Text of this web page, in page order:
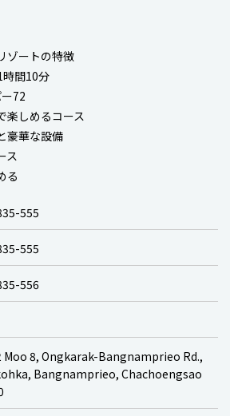
ゾートの特徴
時間10分
72
楽しめるコース
豪華な設備
ス
る
555
555
556
Moo 8, Ongkarak-Bangnamprieo Rd.,
Bangnamprieo, Chachoengsao